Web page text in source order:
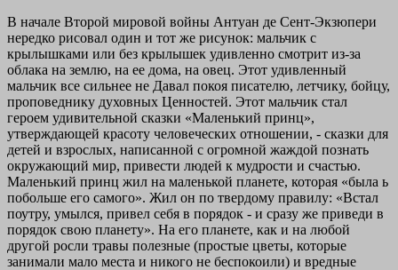
В начале Второй мировой войны Антуан де Сент-Экзюпери
нередко рисовал один и тот же рисунок: мальчик с
крылышками или без крылышек удивленно смотрит из-за
облака на землю, на ее дома, на овец. Этот удивленный
мальчик все сильнее не Давал покоя писателю, летчику, бойцу,
проповеднику духовных Ценностей. Этот мальчик стал
героем удивительной сказки «Маленький принц»,
утверждающей красоту человеческих отношении, - сказки для
детей и взрослых, написанной с огромной жаждой познать
окружающий мир, привести людей к мудрости и счастью.
Маленький принц жил на маленькой планете, которая «была ь
побольше его самого». Жил он по твердому правилу: «Встал
поутру, умылся, привел себя в порядок - и сразу же приведи в
порядок свою планету». На его планете, как и на любой
другой росли травы полезные (простые цветы, которые
занимали мало места и никого не беспокоили) и вредные